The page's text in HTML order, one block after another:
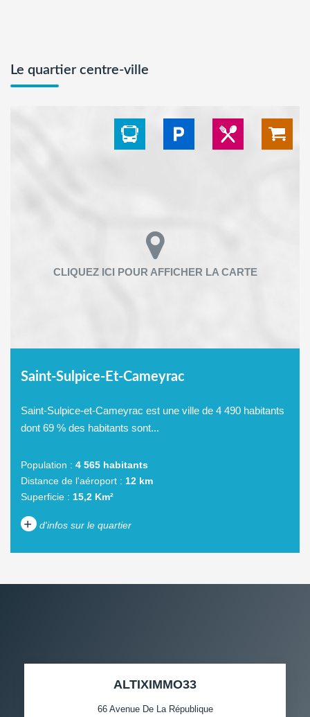
Le quartier centre-ville
Saint-Sulpice-Et-Cameyrac
Saint-Sulpice-et-Cameyrac est une ville de 4 490 habitants
dont 69 % des habitants sont...
Population : 4 565 habitants
Distance de l'aéroport : 12 km
Superficie : 15,2 Km²
+ d'infos sur le quartier
PART DES MÉNAGES SANS
VOITURE
ALTIXIMMO33
66 Avenue De La République